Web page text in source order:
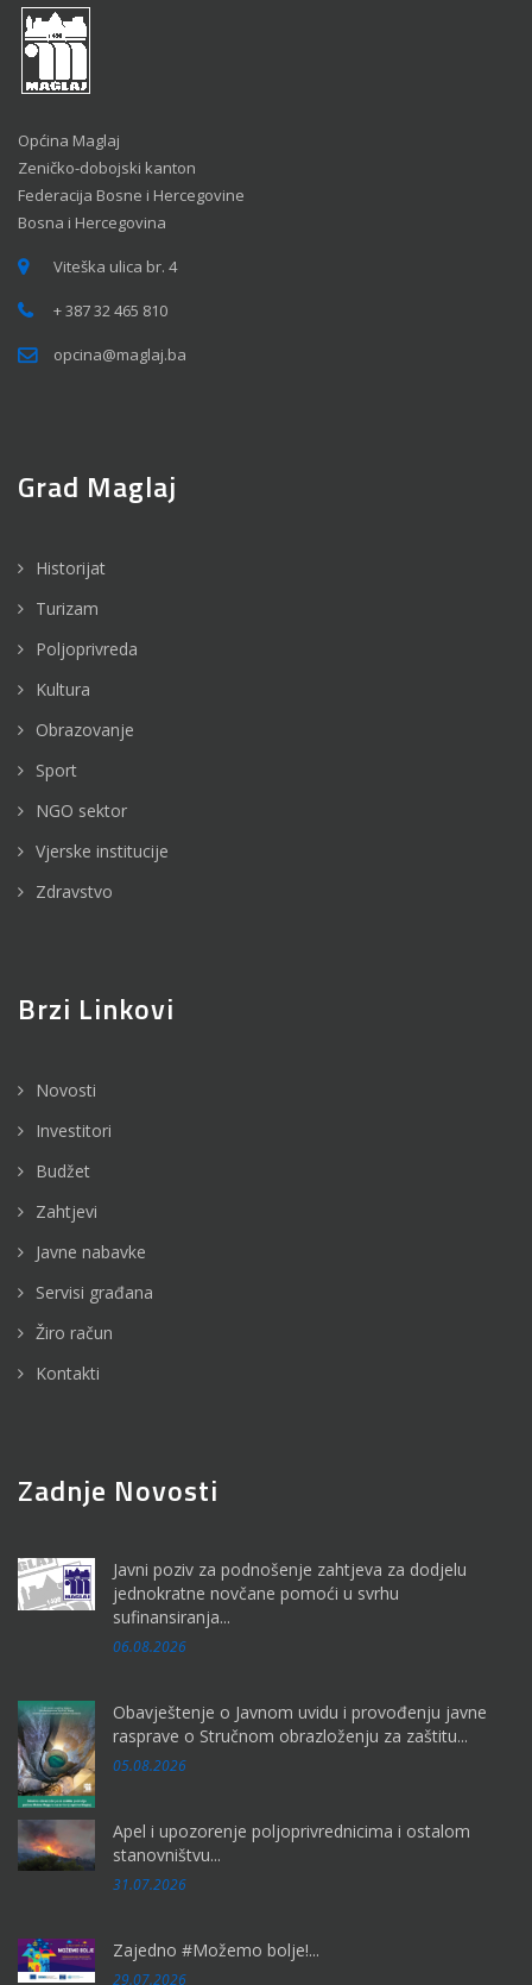
Općina Maglaj
Zeničko-dobojski kanton
Federacija Bosne i Hercegovine
Bosna i Hercegovina
Viteška ulica br. 4
+ 387 32 465 810
opcina@maglaj.ba
Grad Maglaj
Historijat
Turizam
Poljoprivreda
Kultura
Obrazovanje
Sport
NGO sektor
Vjerske institucije
Zdravstvo
Brzi Linkovi
Novosti
Investitori
Budžet
Zahtjevi
Javne nabavke
Servisi građana
Žiro račun
Kontakti
Zadnje Novosti
Javni poziv za podnošenje zahtjeva za dodjelu
jednokratne novčane pomoći u svrhu
sufinansiranja...
06.08.2026
Obavještenje o Javnom uvidu i provođenju javne
rasprave o Stručnom obrazloženju za zaštitu...
05.08.2026
Apel i upozorenje poljoprivrednicima i ostalom
stanovništvu...
31.07.2026
Zajedno #Možemo bolje!...
29.07.2026